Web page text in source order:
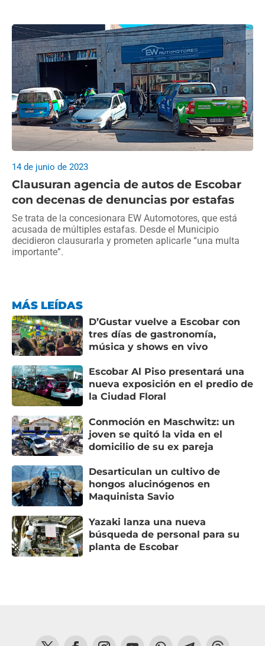
Clausuran agencia de autos de Escobar
con decenas de denuncias por estafas
14 de junio de 2023
Se trata de la concesionara EW Automotores, que está
acusada de múltiples estafas. Desde el Municipio
decidieron clausurarla y prometen aplicarle “una multa
importante”.
MÁS LEÍDAS
D’Gustar vuelve a Escobar con
tres días de gastronomía,
música y shows en vivo
Escobar Al Piso presentará una
nueva exposición en el predio de
la Ciudad Floral
Conmoción en Maschwitz: un
joven se quitó la vida en el
domicilio de su ex pareja
Desarticulan un cultivo de
hongos alucinógenos en
Maquinista Savio
Yazaki lanza una nueva
búsqueda de personal para su
planta de Escobar